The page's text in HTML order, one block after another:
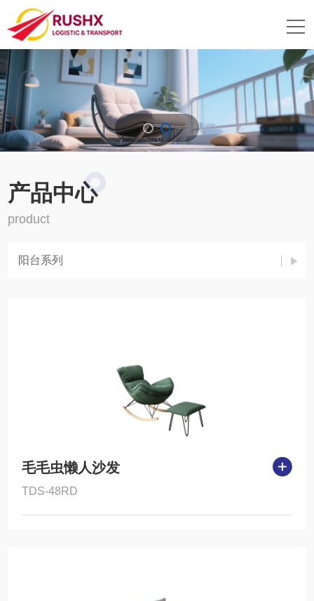
产品中心
product
客厅系列
毛毛虫懒人沙发
TDS-48RD